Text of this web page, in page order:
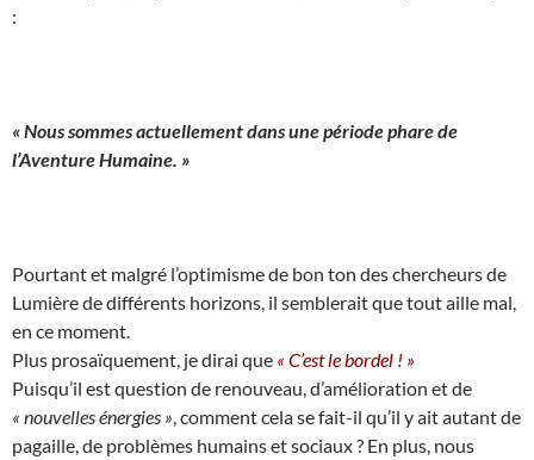
:
« Nous sommes actuellement dans une période phare de
l’Aventure Humaine. »
Pourtant et malgré l’optimisme de bon ton des chercheurs de
Lumière de différents horizons, il semblerait que tout aille mal,
en ce moment.
Plus prosaïquement, je dirai que « C’est le bordel ! »
Puisqu’il est question de renouveau, d’amélioration et de
« nouvelles énergies » , comment cela se fait-il qu’il y ait autant de
pagaille, de problèmes humains et sociaux ? En plus, nous